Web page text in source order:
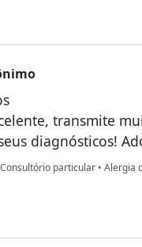
transmite
diagnósticos!
Consultório particular • Alergia
anônimo